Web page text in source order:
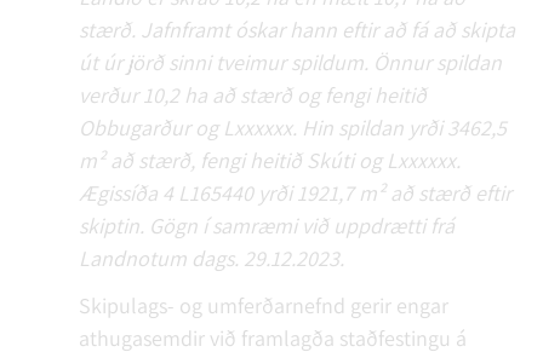
stærð. Jafnframt óskar hann eftir að fá að skipta
út úr jörð sinni tveimur spildum. Önnur spildan
verður 10,2 ha að stærð og fengi heitið
Obbugarður og Lxxxxxx. Hin spildan yrði 3462,5
m² að stærð, fengi heitið Skúti og Lxxxxxx.
Ægissíða 4 L165440 yrði 1921,7 m² að stærð eftir
skiptin. Gögn í samræmi við uppdrætti frá
Landnotum dags. 29.12.2023.
Skipulags- og umferðarnefnd gerir engar
athugasemdir við framlagða staðfestingu á